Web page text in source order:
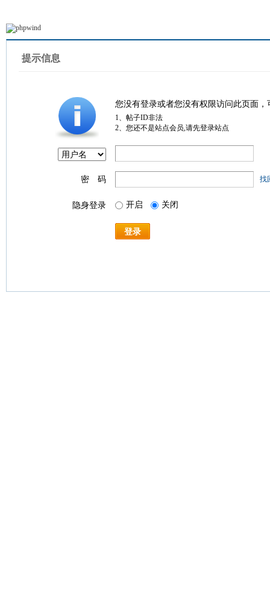
提示信息
您没有登录或者您没有权限访问此页面
1、帖子ID非法
2、您还不是站点会员,请先登录站点
密 码 找
隐身登录 开启 关闭
登录